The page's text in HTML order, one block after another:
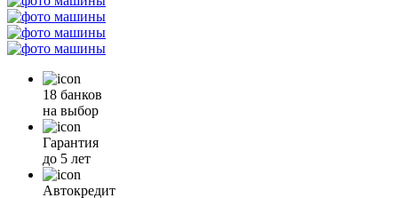
18 банков
на выбор
Гарантия
до 5 лет
Автокредит